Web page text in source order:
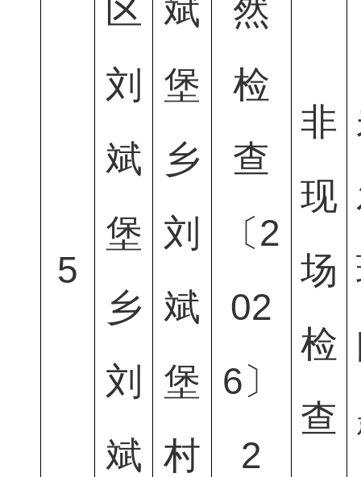
5
区
刘
斌
堡
乡
刘
斌
斌
堡
乡
刘
斌
堡
村
然
检
查
〔2
02
6〕
2
非
现
场
检
查